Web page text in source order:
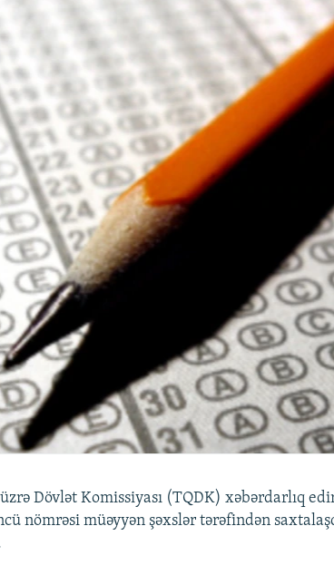
Dövlət Komissiyası (TQDK) xəbərdarlıq
nömrəsi müəyyən şəxslər tərəfindən